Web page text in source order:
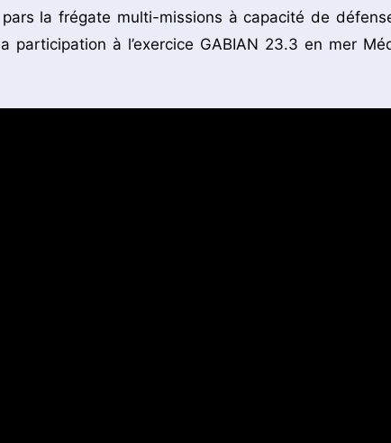
pars la frégate multi-missions à capacité de
participation à l’exercice GABIAN 23.3 en mer